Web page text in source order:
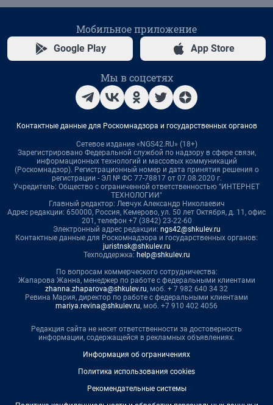
Мобильное приложение
Google Play App Store
Мы в соцсетях
Контактные данные для Роскомнадзора и государственных органов
Сетевое издание «NGS42.RU» (18+)
Зарегистрировано Федеральной службой по надзору в сфере связи,
информационных технологий и массовых коммуникаций
(Роскомнадзор). Регистрационный номер и дата принятия решения о
регистрации - ЭЛ № ФС 77-78817 от 07.08.2020 г.
Учредитель: Общество с ограниченной ответственностью "ИНТЕРНЕТ
ТЕХНОЛОГИИ"
Главный редактор: Левчук Александр Николаевич
Адрес редакции: 650000, Россия, Кемерово, ул. 50 лет Октября, д. 11, офис
201, телефон +7 (3842) 23-22-60
Электронный адрес редакции: ngs42@shkulev.ru
Контактные данные для Роскомнадзора и государственных органов:
juristnsk@shkulev.ru
Техподдержка: help@shkulev.ru
По вопросам коммерческого сотрудничества:
Жапарова Жанна, менеджер по работе с федеральными клиентами
zhanna.zhaparova@shkulev.ru, моб. + 7 982 640 34 32
Ревина Мария, директор по работе с федеральными клиентами
mariya.revina@shkulev.ru, моб. +7 910 402 4056
Редакция сайта не несет ответственности за достоверность
информации, содержащейся в рекламных объявлениях.
Информация об ограничениях
Политика использования cookies
Рекомендательные системы